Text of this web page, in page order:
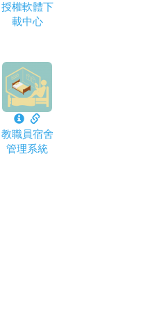
授權軟體下
載中心
教職員宿舍
管理系統